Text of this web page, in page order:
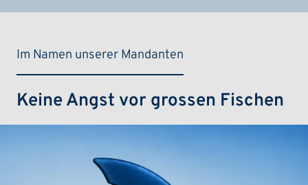
Im Namen unserer Mandanten
Keine Angst vor grossen Fischen